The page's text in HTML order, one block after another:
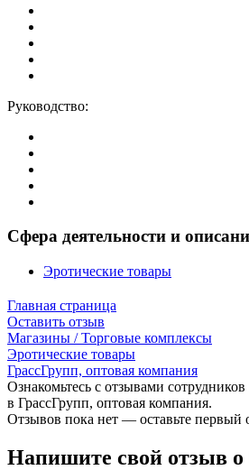
Руководство:
Сфера деятельности и
Эротические товары
Главная страница
Оставить отзыв
Магазины / Торговые комплексы
Эротические товары
ГрассГрупп, оптовая компания
Ознакомьтесь с отзывами
в ГрассГрупп, оптовая компания.
Отзывов пока нет — оставьте первый
Напишите свой отзыв о